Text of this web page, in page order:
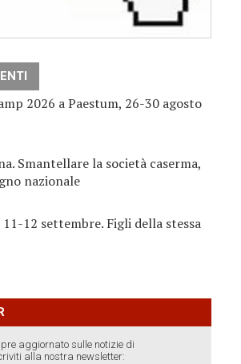
2026 a Paestum, 26-30 agosto
Smantellare la società caserma,
nazionale
11-12 settembre. Figli della stessa
aggiornato sulle notizie di
alla nostra newsletter: